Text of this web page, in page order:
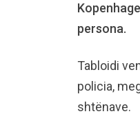
persona.
Tabloidi
policia,
shtënave.